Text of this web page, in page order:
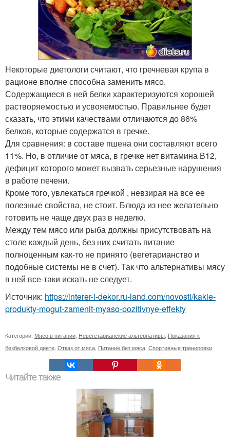
Некоторые диетологи считают, что гречневая крупа в
рационе вполне способна заменить мясо.
Содержащиеся в ней белки характеризуются хорошей
растворяемостью и усвояемостью. Правильнее будет
сказать, что этими качествами отличаются до 86%
белков, которые содержатся в гречке.
Для сравнения: в составе пшена они составляют всего
11%. Но, в отличие от мяса, в гречке нет витамина В12,
дефицит которого может вызвать серьезные нарушения
в работе печени.
Кроме того, увлекаться гречкой , невзирая на все ее
полезные свойства, не стоит. Блюда из нее желательно
готовить не чаще двух раз в неделю.
Между тем мясо или рыба должны присутствовать на
столе каждый день, без них считать питание
полноценным как-то не принято (вегетарианство и
подобные системы не в счет). Так что альтернативы мясу
в ней все-таки искать не следует.
Источник: https://interer-i-dekor.ru-land.com/novosti/kakie-
produkty-mogut-zamenit-myaso-pozitivnye-effekty
Категории: Мясо в питании Невегетарианские альтернативы Показания к
безбелковой диете Отказ от мяса Питание без мяса Спортивные тренировки
Читайте также